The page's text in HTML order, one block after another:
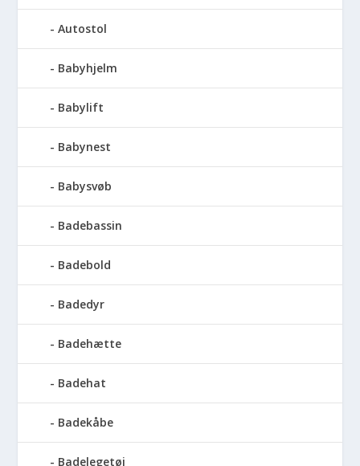
Autostol
Babyhjelm
Babylift
Babynest
Babysvøb
Badebassin
Badebold
Badedyr
Badehætte
Badehat
Badekåbe
Badelegetøj